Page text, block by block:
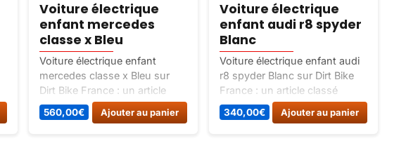
Voiture électrique
enfant mercedes
classe x Bleu
Voiture électrique enfant
mercedes classe x Bleu sur
Dirt Bike France : un article
classé Vehicules electriques.
560,00€ Ajouter au panier
Voiture électrique
enfant audi r8 spyder
Blanc
Voiture électrique enfant audi
r8 spyder Blanc sur Dirt Bike
France : un article classé
Vehicules electriques.
340,00€ Ajouter au panier